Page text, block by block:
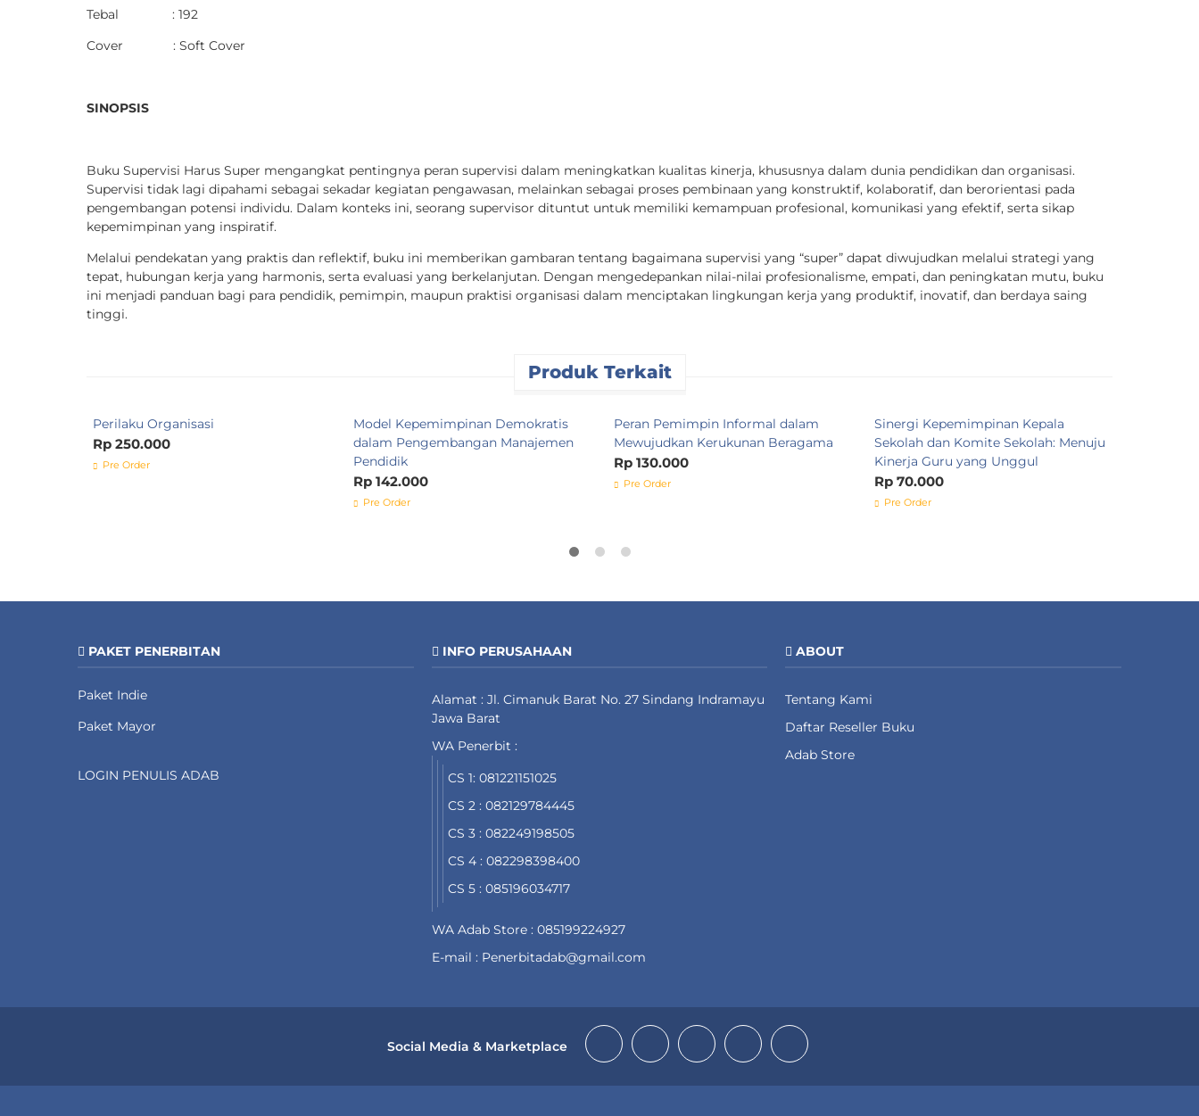
Tebal : 192
Cover : Soft Cover
SINOPSIS
Buku Supervisi Harus Super mengangkat pentingnya peran supervisi dalam meningkatkan kualitas kinerja, khususnya dalam dunia pendidikan dan organisasi.
Supervisi tidak lagi dipahami sebagai sekadar kegiatan pengawasan, melainkan sebagai proses pembinaan yang konstruktif, kolaboratif, dan berorientasi pada
pengembangan potensi individu. Dalam konteks ini, seorang supervisor dituntut untuk memiliki kemampuan profesional, komunikasi yang efektif, serta sikap
kepemimpinan yang inspiratif.
Melalui pendekatan yang praktis dan reflektif, buku ini memberikan gambaran tentang bagaimana supervisi yang “super” dapat diwujudkan melalui strategi yang
tepat, hubungan kerja yang harmonis, serta evaluasi yang berkelanjutan. Dengan mengedepankan nilai-nilai profesionalisme, empati, dan peningkatan mutu, buku
ini menjadi panduan bagi para pendidik, pemimpin, maupun praktisi organisasi dalam menciptakan lingkungan kerja yang produktif, inovatif, dan berdaya saing
tinggi.
Produk Terkait
Perilaku Organisasi
Rp 250.000
Pre Order
Model Kepemimpinan Demokratis
dalam Pengembangan Manajemen
Pendidik
Rp 142.000
Pre Order
Peran Pemimpin Informal dalam
Mewujudkan Kerukunan Beragama
Rp 130.000
Pre Order
Sinergi Kepemimpinan Kepala
Sekolah dan Komite Sekolah: Menuju
Kinerja Guru yang Unggul
Rp 70.000
Pre Order
PAKET PENERBITAN
Paket Indie
Paket Mayor
LOGIN PENULIS ADAB
INFO PERUSAHAAN
Alamat : Jl. Cimanuk Barat No. 27 Sindang Indramayu
Jawa Barat
WA Penerbit :
CS 1: 081221151025
CS 2 : 082129784445
CS 3 : 082249198505
CS 4 : 082298398400
CS 5 : 085196034717
WA Adab Store : 085199224927
E-mail : Penerbitadab@gmail.com
ABOUT
Tentang Kami
Daftar Reseller Buku
Adab Store
Social Media & Marketplace